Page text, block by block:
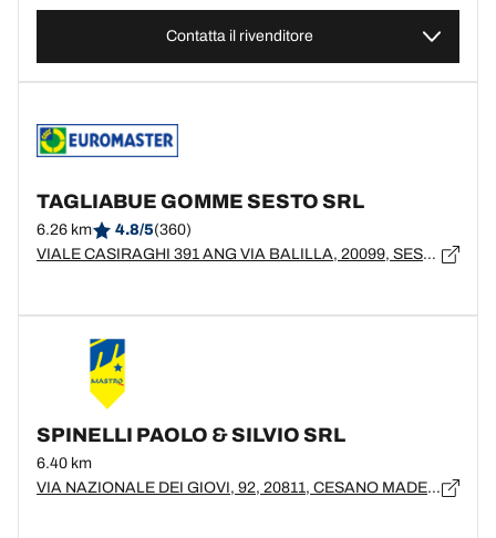
Contatta il rivenditore
TAGLIABUE GOMME SESTO SRL
6.26 km 4.8/5(360)
VIALE CASIRAGHI 391 ANG VIA BALILLA, 20099, SESTO SAN GIOVANNI, Milano
SPINELLI PAOLO & SILVIO SRL
6.40 km
VIA NAZIONALE DEI GIOVI, 92, 20811, CESANO MADERNO, MB